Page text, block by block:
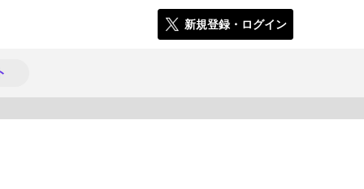
新規登録・ログイン